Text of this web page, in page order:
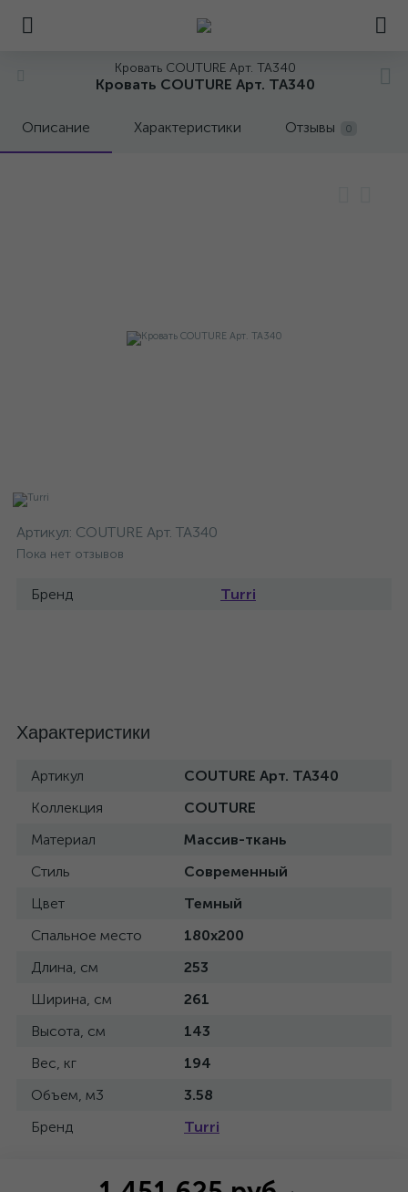
Кровать COUTURE Арт. TA340
Кровать COUTURE Арт. TA340
Описание Характеристики Отзывы 0
Артикул: COUTURE Арт. TA340
Пока нет отзывов
Бренд Turri
Характеристики
Артикул
COUTURE Арт. TA340
Коллекция
COUTURE
Материал
Массив-ткань
Стиль
Современный
Цвет
Темный
Спальное место
180x200
Длина, см
253
Ширина, см
261
Высота, см
143
Вес, кг
194
Объем, м3
3.58
Бренд
Turri